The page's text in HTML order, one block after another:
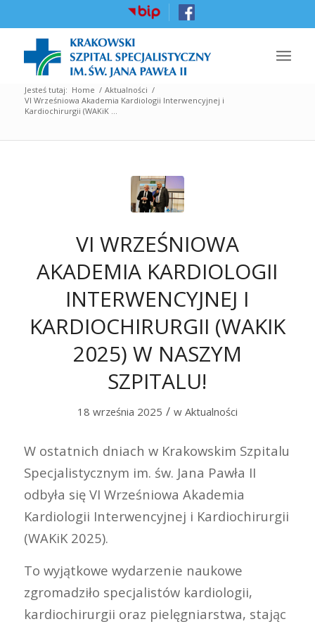
Jesteś tutaj: Home / Aktualności /
VI Wrześniowa Akademia Kardiologii Interwencyjnej i
Kardiochirurgii (WAKiK ...
VI WRZEŚNIOWA
AKADEMIA KARDIOLOGII
INTERWENCYJNEJ I
KARDIOCHIRURGII (WAKIK
2025) W NASZYM
SZPITALU!
18 września 2025 / w Aktualności
W ostatnich dniach w Krakowskim Szpitalu
Specjalistycznym im. św. Jana Pawła II
odbyła się VI Wrześniowa Akademia
Kardiologii Interwencyjnej i Kardiochirurgii
(WAKiK 2025).
To wyjątkowe wydarzenie naukowe
zgromadziło specjalistów kardiologii,
kardiochirurgii oraz pielęgniarstwa, stając